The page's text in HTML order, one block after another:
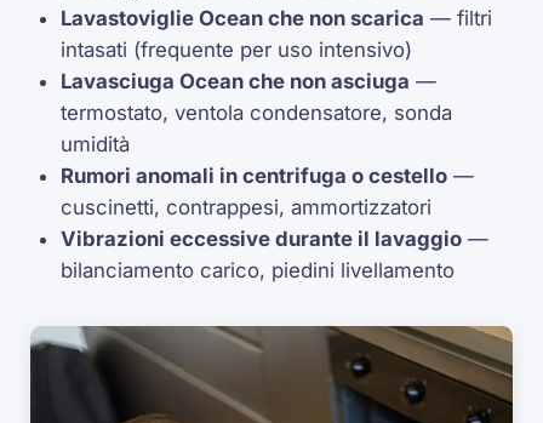
Lavastoviglie Ocean che non scarica — filtri
intasati (frequente per uso intensivo)
Lavasciuga Ocean che non asciuga —
termostato, ventola condensatore, sonda
umidità
Rumori anomali in centrifuga o cestello —
cuscinetti, contrappesi, ammortizzatori
Vibrazioni eccessive durante il lavaggio —
bilanciamento carico, piedini livellamento